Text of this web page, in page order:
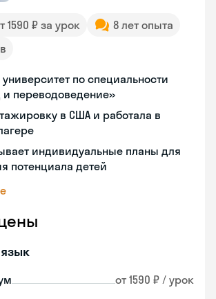
1590 ₽ за урок
8 лет опыта
по специальности
и переводоведение»
в США и работала в
индивидуальные планы для
потенциала детей
от 1590 ₽ / урок